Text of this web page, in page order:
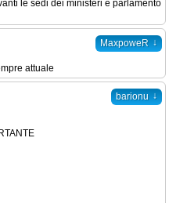
le sedi dei ministeri e parlamento
MaxpoweR ↓
attuale
barionu ↓